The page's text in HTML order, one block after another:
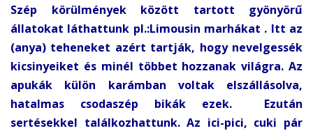
Szép körülmények között tartott gyönyörű
állatokat láthattunk pl.:Limousin marhákat . Itt az
(anya) teheneket azért tartják, hogy nevelgessék
kicsinyeiket és minél többet hozzanak világra. Az
apukák külön karámban voltak elszállásolva,
hatalmas csodaszép bikák ezek. Ezután
sertésekkel találkozhattunk. Az ici-pici, cuki pár